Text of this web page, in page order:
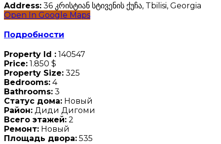
Address: 36 კრისტიან სტივენის ქუჩა, Tbilisi, Georgia
Open In Google Maps
Подробности
Property Id : 140547
Price: 1.850 $
Property Size: 325
Bedrooms: 4
Bathrooms: 3
Статус дома: Новый
Район: Диди Дигоми
Всего этажей: 2
Ремонт: Новый
Площадь двора: 535